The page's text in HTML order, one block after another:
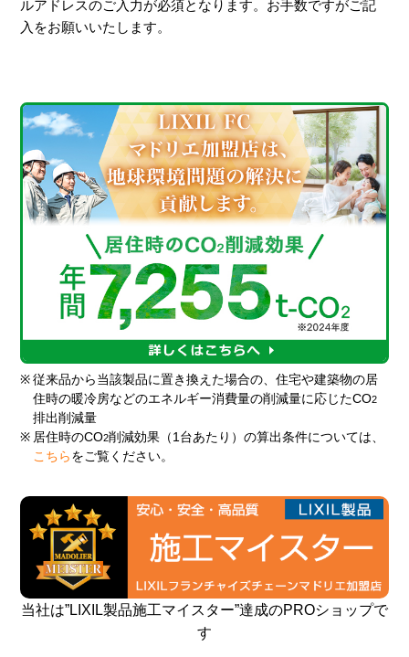
ルアドレスのご入力が必須となります。お手数ですがご記
入をお願いいたします。
※ 従来品から当該製品に置き換えた場合の、住宅や建築物の居
住時の暖冷房などのエネルギー消費量の削減量に応じたCO2
排出削減量
※ 居住時のCO2削減効果（1台あたり）の算出条件については、
こちら をご覧ください。
当社は”LIXIL製品施工マイスター”達成のPROショップで
す